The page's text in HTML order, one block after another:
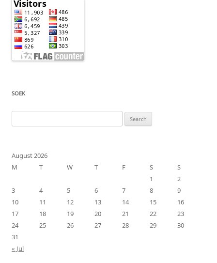
SOEK
for:
August 2026
M
T W T F S
S
1
2
3
4 5 6 7 8
9
10
11 12 13 14 15
16
17
18 19 20 21 22
23
24
25 26 27 28 29
30
31
« Jul